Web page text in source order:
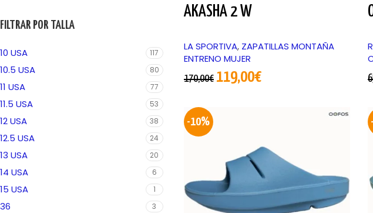
FILTRAR POR TALLA
10 USA 117
10.5 USA 80
11 USA 77
11.5 USA 53
12 USA 38
12.5 USA 24
13 USA 20
14 USA 6
15 USA 1
36 3
AKASHA 2 W
LA SPORTIVA, ZAPATILLAS MONTAÑA
ENTRENO MUJER
170,00€ 119,00€
-10%